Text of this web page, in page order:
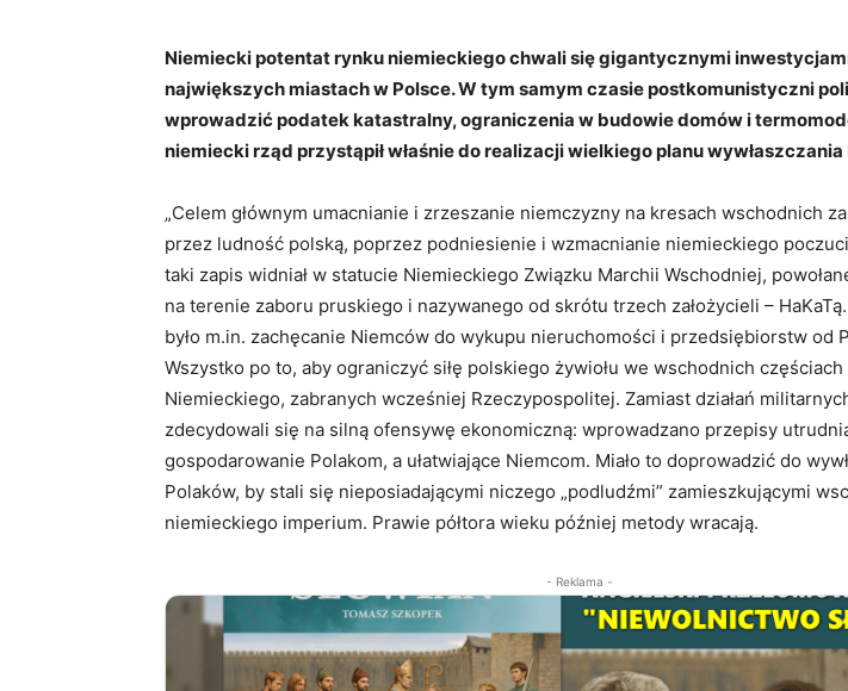
Niemiecki potentat rynku niemieckiego chwali się gigantycznymi
największych miastach w Polsce. W tym samym czasie postkomunistyczni
wprowadzić podatek katastralny, ograniczenia w budowie domów i
niemiecki rząd przystąpił właśnie do realizacji wielkiego planu wywłaszczania
„Celem głównym umacnianie i zrzeszanie niemczyzny na kresach wschodnich
przez ludność polską, poprzez podniesienie i wzmacnianie niemieckiego
taki zapis widniał w statucie Niemieckiego Związku Marchii Wschodniej,
na terenie zaboru pruskiego i nazywanego od skrótu trzech założycieli –
było m.in. zachęcanie Niemców do wykupu nieruchomości i przedsiębiorstw od
Wszystko po to, aby ograniczyć siłę polskiego żywiołu we wschodnich
Niemieckiego, zabranych wcześniej Rzeczypospolitej. Zamiast działań
zdecydowali się na silną ofensywę ekonomiczną: wprowadzano przepisy
gospodarowanie Polakom, a ułatwiające Niemcom. Miało to doprowadzić do
Polaków, by stali się nieposiadającymi niczego „podludźmi” zamieszkującymi
niemieckiego imperium. Prawie półtora wieku później metody wracają.
- Reklama -